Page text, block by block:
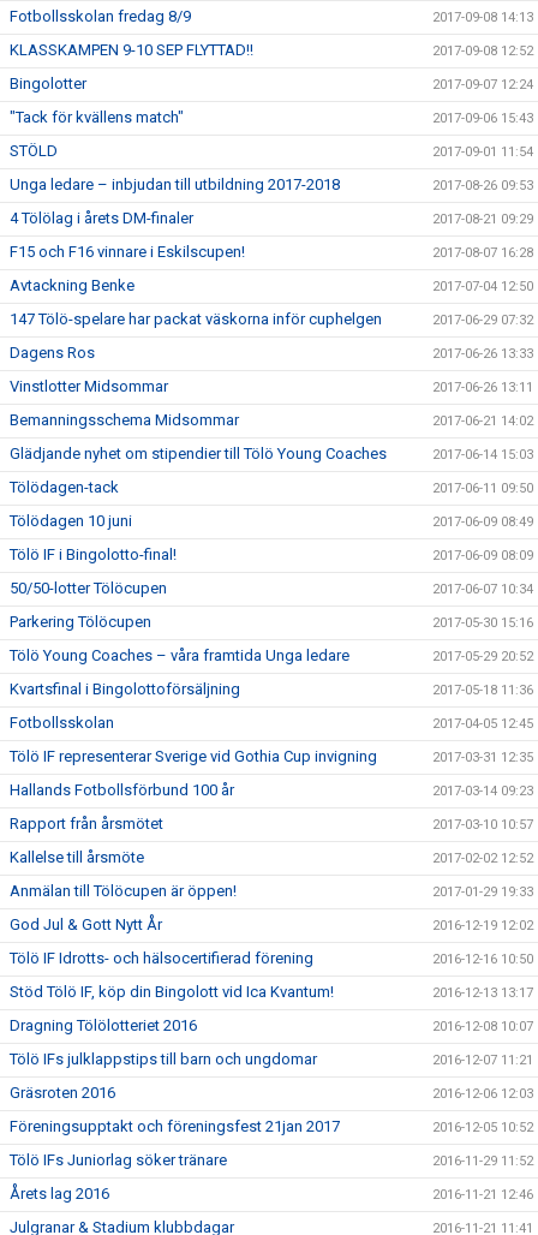
Fotbollsskolan fredag 8/9 2017-09-08 14:13
KLASSKAMPEN 9-10 SEP FLYTTAD!! 2017-09-08 12:52
Bingolotter 2017-09-07 12:24
"Tack för kvällens match" 2017-09-06 15:43
STÖLD 2017-09-01 11:54
Unga ledare – inbjudan till utbildning 2017-2018 2017-08-26 09:53
4 Tölölag i årets DM-finaler 2017-08-21 09:29
F15 och F16 vinnare i Eskilscupen! 2017-08-07 16:28
Avtackning Benke 2017-07-04 12:50
147 Tölö-spelare har packat väskorna inför cuphelgen 2017-06-29 07:32
Dagens Ros 2017-06-26 13:33
Vinstlotter Midsommar 2017-06-26 13:11
Bemanningsschema Midsommar 2017-06-21 14:02
Glädjande nyhet om stipendier till Tölö Young Coaches 2017-06-14 15:03
Tölödagen-tack 2017-06-11 09:50
Tölödagen 10 juni 2017-06-09 08:49
Tölö IF i Bingolotto-final! 2017-06-09 08:09
50/50-lotter Tölöcupen 2017-06-07 10:34
Parkering Tölöcupen 2017-05-30 15:16
Tölö Young Coaches – våra framtida Unga ledare 2017-05-29 20:52
Kvartsfinal i Bingolottoförsäljning 2017-05-18 11:36
Fotbollsskolan 2017-04-05 12:45
Tölö IF representerar Sverige vid Gothia Cup invigning 2017-03-31 12:35
Hallands Fotbollsförbund 100 år 2017-03-14 09:23
Rapport från årsmötet 2017-03-10 10:57
Kallelse till årsmöte 2017-02-02 12:52
Anmälan till Tölöcupen är öppen! 2017-01-29 19:33
God Jul & Gott Nytt År 2016-12-19 12:02
Tölö IF Idrotts- och hälsocertifierad förening 2016-12-16 10:50
Stöd Tölö IF, köp din Bingolott vid Ica Kvantum! 2016-12-13 13:17
Dragning Tölölotteriet 2016 2016-12-08 10:07
Tölö IFs julklappstips till barn och ungdomar 2016-12-07 11:21
Gräsroten 2016 2016-12-06 12:03
Föreningsupptakt och föreningsfest 21jan 2017 2016-12-05 10:52
Tölö IFs Juniorlag söker tränare 2016-11-29 11:52
Årets lag 2016 2016-11-21 12:46
Julgranar & Stadium klubbdagar 2016-11-21 11:41